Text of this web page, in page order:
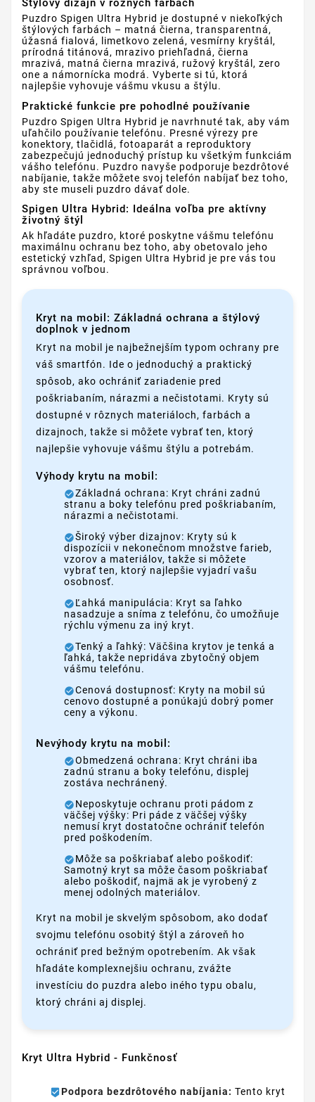
Štýlový dizajn v rôznych farbách
Puzdro Spigen Ultra Hybrid je dostupné v niekoľkých
štýlových farbách – matná čierna, transparentná,
úžasná fialová, limetkovo zelená, vesmírny kryštál,
prírodná titánová, mrazivo priehľadná, čierna
mrazivá, matná čierna mrazivá, ružový kryštál, zero
one a námornícka modrá. Vyberte si tú, ktorá
najlepšie vyhovuje vášmu vkusu a štýlu.
Praktické funkcie pre pohodlné používanie
Puzdro Spigen Ultra Hybrid je navrhnuté tak, aby vám
uľahčilo používanie telefónu. Presné výrezy pre
konektory, tlačidlá, fotoaparát a reproduktory
zabezpečujú jednoduchý prístup ku všetkým funkciám
vášho telefónu. Puzdro navyše podporuje bezdrôtové
nabíjanie, takže môžete svoj telefón nabíjať bez toho,
aby ste museli puzdro dávať dole.
Spigen Ultra Hybrid: Ideálna voľba pre aktívny
životný štýl
Ak hľadáte puzdro, ktoré poskytne vášmu telefónu
maximálnu ochranu bez toho, aby obetovalo jeho
estetický vzhľad, Spigen Ultra Hybrid je pre vás tou
správnou voľbou.
Kryt na mobil: Základná ochrana a štýlový
doplnok v jednom
Kryt na mobil je najbežnejším typom ochrany pre
váš smartfón. Ide o jednoduchý a praktický
spôsob, ako ochrániť zariadenie pred
poškriabaním, nárazmi a nečistotami. Kryty sú
dostupné v rôznych materiáloch, farbách a
dizajnoch, takže si môžete vybrať ten, ktorý
najlepšie vyhovuje vášmu štýlu a potrebám.
Výhody krytu na mobil:
Základná ochrana: Kryt chráni zadnú
stranu a boky telefónu pred poškriabaním,
nárazmi a nečistotami.
Široký výber dizajnov: Kryty sú k
dispozícii v nekonečnom množstve farieb,
vzorov a materiálov, takže si môžete
vybrať ten, ktorý najlepšie vyjadrí vašu
osobnosť.
Ľahká manipulácia: Kryt sa ľahko
nasadzuje a sníma z telefónu, čo umožňuje
rýchlu výmenu za iný kryt.
Tenký a ľahký: Väčšina krytov je tenká a
ľahká, takže nepridáva zbytočný objem
vášmu telefónu.
Cenová dostupnosť: Kryty na mobil sú
cenovo dostupné a ponúkajú dobrý pomer
ceny a výkonu.
Nevýhody krytu na mobil:
Obmedzená ochrana: Kryt chráni iba
zadnú stranu a boky telefónu, displej
zostáva nechránený.
Neposkytuje ochranu proti pádom z
väčšej výšky: Pri páde z väčšej výšky
nemusí kryt dostatočne ochrániť telefón
pred poškodením.
Môže sa poškriabať alebo poškodiť:
Samotný kryt sa môže časom poškriabať
alebo poškodiť, najmä ak je vyrobený z
menej odolných materiálov.
Kryt na mobil je skvelým spôsobom, ako dodať
svojmu telefónu osobitý štýl a zároveň ho
ochrániť pred bežným opotrebením. Ak však
hľadáte komplexnejšiu ochranu, zvážte
investíciu do puzdra alebo iného typu obalu,
ktorý chráni aj displej.
Kryt Ultra Hybrid - Funkčnosť
Podpora bezdrôtového nabíjania: Tento kryt